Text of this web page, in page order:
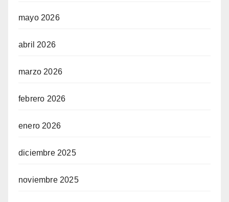
mayo 2026
abril 2026
marzo 2026
febrero 2026
enero 2026
diciembre 2025
noviembre 2025